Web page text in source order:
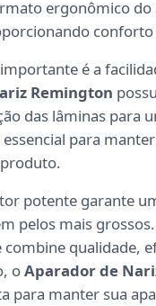
ergonômico do
é a
Remington
das lâminas para
para
potente garante
pelos mais grossos.
qualidade,
oAparador de
para manter sua